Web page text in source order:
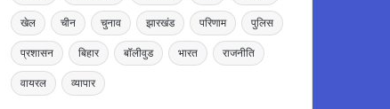
खेल चीन चुनाव झारखंड परिणाम पुलिस
प्रशासन बिहार बॉलीवुड भारत राजनीति
वायरल व्यापार